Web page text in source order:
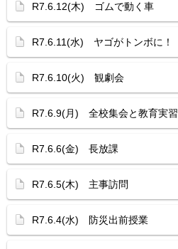
R7.6.12(木) ゴムで動く車
R7.6.11(水) ヤゴがトンボに！
R7.6.10(火) 観劇会
R7.6.9(月) 全校集会と教育実習
R7.6.6(金) 長放課
R7.6.5(木) 主事訪問
R7.6.4(水) 防災出前授業